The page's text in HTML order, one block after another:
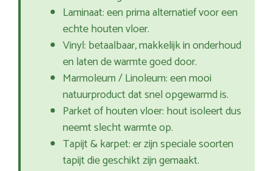
Laminaat: een prima alternatief voor een
echte houten vloer.
Vinyl: betaalbaar, makkelijk in onderhoud
en laten de warmte goed door.
Marmoleum / Linoleum: een mooi
natuurproduct dat snel opgewarmd is.
Parket of houten vloer: hout isoleert dus
neemt slecht warmte op.
Tapijt & karpet: er zijn speciale soorten
tapijt die geschikt zijn gemaakt.